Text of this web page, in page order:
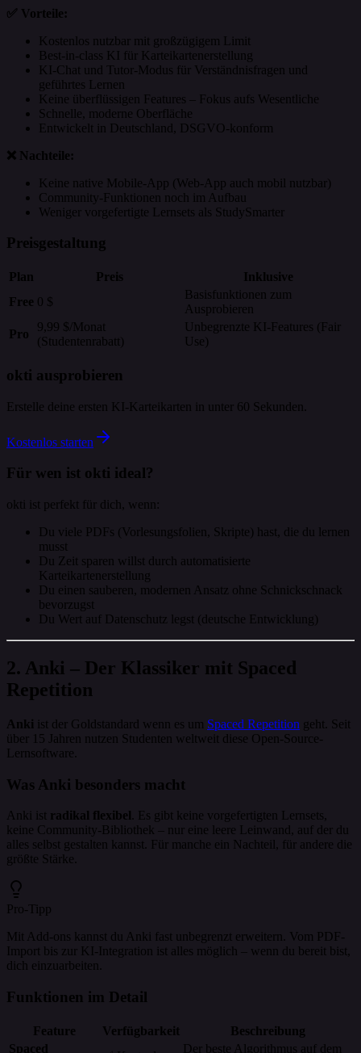
✅ Vorteile:
Kostenlos nutzbar mit großzügigem Limit
Best-in-class KI für Karteikartenerstellung
KI-Chat und Tutor-Modus für Verständnisfragen und
geführtes Lernen
Keine überflüssigen Features – Fokus aufs Wesentliche
Schnelle, moderne Oberfläche
Entwickelt in Deutschland, DSGVO-konform
❌ Nachteile:
Keine native Mobile-App (Web-App auch mobil nutzbar)
Community-Funktionen noch im Aufbau
Weniger vorgefertigte Lernsets als StudySmarter
Preisgestaltung
Plan Preis
Inklusive
Free 0 $
Basisfunktionen zum
Ausprobieren
Pro
9,99 $/Monat
(Studentenrabatt)
Unbegrenzte KI-Features (Fair
Use)
okti ausprobieren
Erstelle deine ersten KI-Karteikarten in unter 60 Sekunden.
Kostenlos starten
Für wen ist okti ideal?
okti ist perfekt für dich, wenn:
Du viele PDFs (Vorlesungsfolien, Skripte) hast, die du lernen
musst
Du Zeit sparen willst durch automatisierte
Karteikartenerstellung
Du einen sauberen, modernen Ansatz ohne Schnickschnack
bevorzugst
Du Wert auf Datenschutz legst (deutsche Entwicklung)
2. Anki – Der Klassiker mit Spaced
Repetition
Anki ist der Goldstandard wenn es um Spaced Repetition geht. Seit
über 15 Jahren nutzen Studenten weltweit diese Open-Source-
Lernsoftware.
Was Anki besonders macht
Anki ist radikal flexibel . Es gibt keine vorgefertigten Lernsets,
keine Community-Bibliothek – nur eine leere Leinwand, auf der du
alles selbst gestalten kannst. Für manche ein Nachteil, für andere die
größte Stärke.
Pro-Tipp
Mit Add-ons kannst du Anki fast unbegrenzt erweitern. Vom PDF-
Import bis zur KI-Integration ist alles möglich – wenn du bereit bist,
dich einzuarbeiten.
Funktionen im Detail
Feature Verfügbarkeit
Beschreibung
Spaced
Der beste Algorithmus auf dem